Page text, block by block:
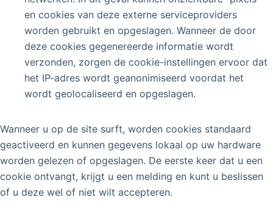
en cookies van deze externe serviceproviders
worden gebruikt en opgeslagen. Wanneer de door
deze cookies gegenereerde informatie wordt
verzonden, zorgen de cookie-instellingen ervoor dat
het IP-adres wordt geanonimiseerd voordat het
wordt geolocaliseerd en opgeslagen.
Wanneer u op de site surft, worden cookies standaard
geactiveerd en kunnen gegevens lokaal op uw hardware
worden gelezen of opgeslagen. De eerste keer dat u een
cookie ontvangt, krijgt u een melding en kunt u beslissen
of u deze wel of niet wilt accepteren.